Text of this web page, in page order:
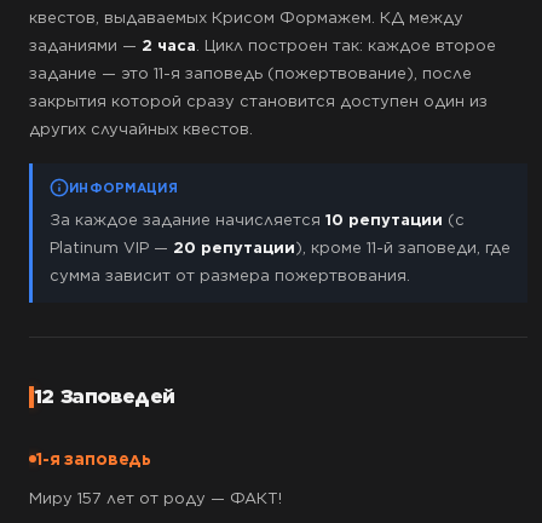
квестов, выдаваемых Крисом Формажем. КД между
заданиями — 2 часа . Цикл построен так: каждое второе
задание — это 11-я заповедь (пожертвование), после
закрытия которой сразу становится доступен один из
других случайных квестов.
ИНФОРМАЦИЯ
За каждое задание начисляется 10 репутации (с
Platinum VIP — 20 репутации), кроме 11-й заповеди, где
сумма зависит от размера пожертвования.
12 Заповедей
1-я заповедь
Миру 157 лет от роду — ФАКТ!